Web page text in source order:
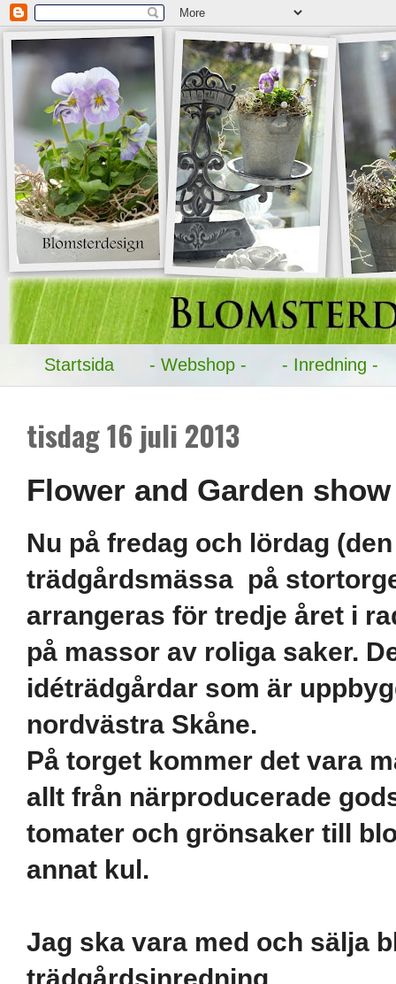
Startsida - Webshop - - Inredning -
tisdag 16 juli 2013
Flower and Garden
Nu på fredag och lördag
trädgårdsmässa på
arrangeras för tredje året i
på massor av roliga saker.
idéträdgårdar som är
nordvästra Skåne.
På torget kommer det vara
allt från närproducerade
tomater och grönsaker till
annat kul.
Jag ska vara med och sälja
trädgårdsinredning.